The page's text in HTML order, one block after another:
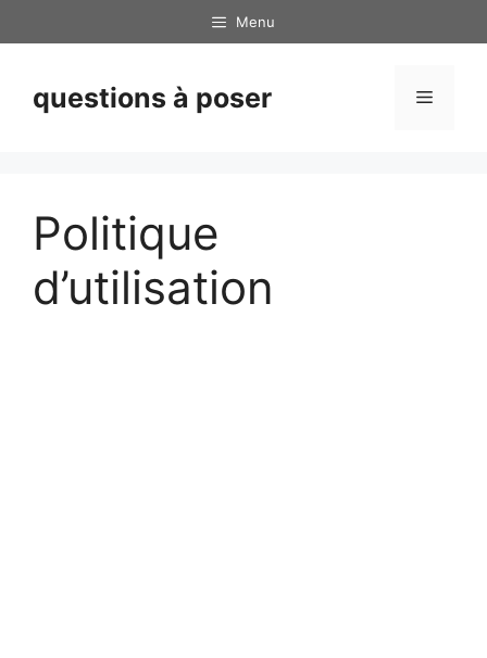
to
Menu
questions à poser Menu
Politique
d’utilisation